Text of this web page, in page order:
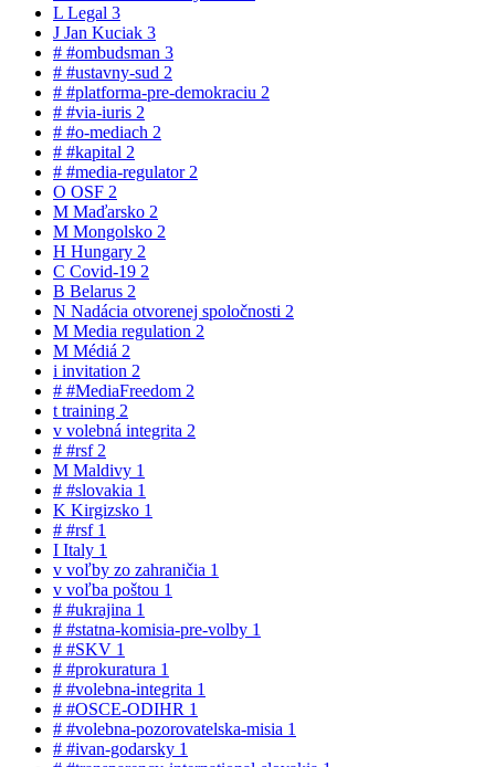
L Legal 3
J Jan Kuciak 3
# #ombudsman 3
# #ustavny-sud 2
# #platforma-pre-demokraciu 2
# #via-iuris 2
# #o-mediach 2
# #kapital 2
# #media-regulator 2
O OSF 2
M Maďarsko 2
M Mongolsko 2
H Hungary 2
C Covid-19 2
B Belarus 2
N Nadácia otvorenej spoločnosti 2
M Media regulation 2
M Médiá 2
i invitation 2
# #MediaFreedom 2
t training 2
v volebná integrita 2
# #rsf 2
M Maldivy 1
# #slovakia 1
K Kirgizsko 1
# #rsf 1
I Italy 1
v voľby zo zahraničia 1
v voľba poštou 1
# #ukrajina 1
# #statna-komisia-pre-volby 1
# #SKV 1
# #prokuratura 1
# #volebna-integrita 1
# #OSCE-ODIHR 1
# #volebna-pozorovatelska-misia 1
# #ivan-godarsky 1